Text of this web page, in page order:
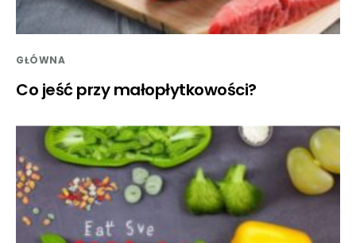
GŁÓWNA
Co jeść przy małopłytkowości?